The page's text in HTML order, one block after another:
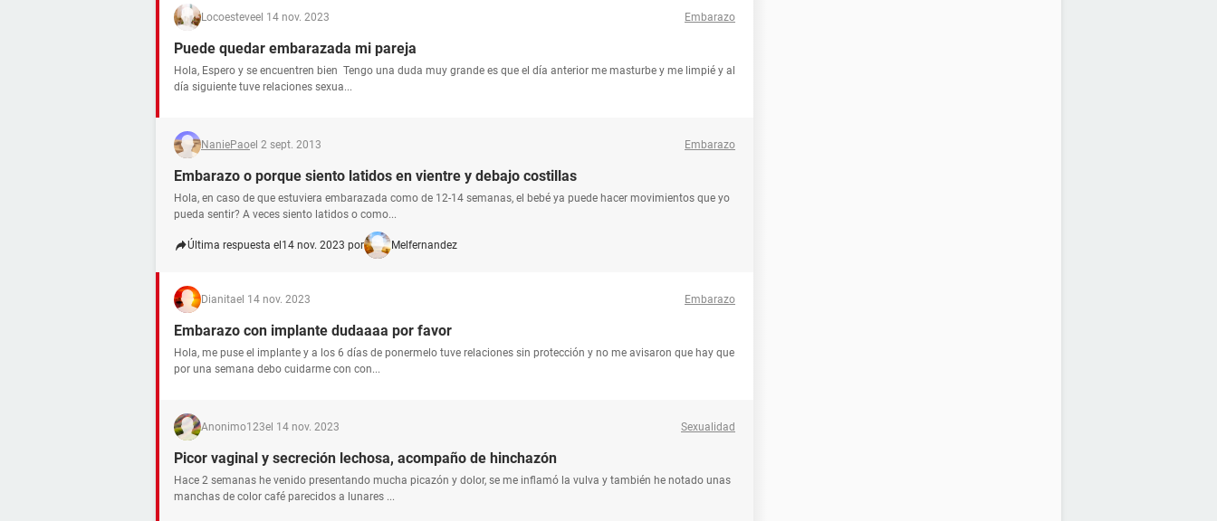
Locoesteveel 14 nov. 2023 Embarazo
Puede quedar embarazada mi pareja
Hola, Espero y se encuentren bien Tengo una duda muy grande es que el día anterior me masturbe y me limpié y al
día siguiente tuve relaciones sexua...
NaniePaoel 2 sept. 2013 Embarazo
Embarazo o porque siento latidos en vientre y debajo costillas
Hola, en caso de que estuviera embarazada como de 12-14 semanas, el bebé ya puede hacer movimientos que yo
pueda sentir? A veces siento latidos o como...
Última respuesta el 14 nov. 2023 por Melfernandez
Dianitael 14 nov. 2023 Embarazo
Embarazo con implante dudaaaa por favor
Hola, me puse el implante y a los 6 días de ponermelo tuve relaciones sin protección y no me avisaron que hay que
por una semana debo cuidarme con con...
Anonimo123el 14 nov. 2023 Sexualidad
Picor vaginal y secreción lechosa, acompaño de hinchazón
Hace 2 semanas he venido presentando mucha picazón y dolor, se me inflamó la vulva y también he notado unas
manchas de color café parecidos a lunares ...